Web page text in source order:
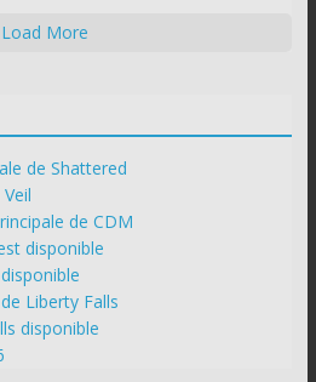
Load More
de Shattered
de CDM
disponible
Liberty Falls
disponible